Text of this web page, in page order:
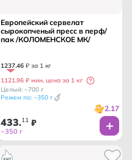
Европейский сервелат
сырокопченый пресс в перф/
пак /КОЛОМЕНСКОЕ МК/
1237.46 ₽ за 1 кг
1121.96 ₽ мин. цена за 1 кг
Целый: ~700 г
Режем по: ~350 г
2.17
433.11 ₽
~350 г